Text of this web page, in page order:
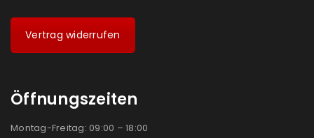
Vertrag widerrufen
Öffnungszeiten
Montag-Freitag: 09:00 – 18:00